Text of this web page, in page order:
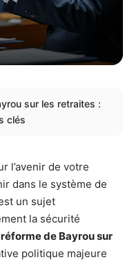
sur les retraites :
clés
l’avenir de votre
dans le système de
un sujet
la sécurité
réforme de Bayrou sur
politique majeure